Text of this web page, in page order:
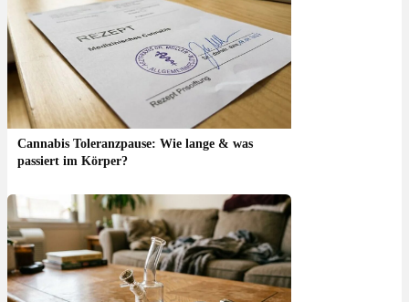
Cannabis Toleranzpause: Wie lange & was
passiert im Körper?